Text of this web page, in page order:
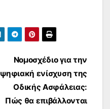
Νομοσχέδιο για την
ψηφιακή ενίσχυση της
Οδικής Ασφάλειας:
Πώς θα επιβάλλονται